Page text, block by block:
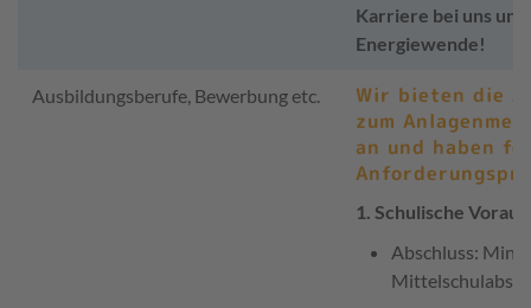
Karriere bei uns
Energiewende!
Ausbildungsberufe, Bewerbung etc.
Wir bieten die
zum
an und haben
1. Schulische
Abschluss: